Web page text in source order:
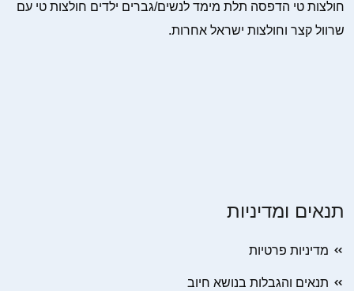
חולצות טי הדפסה תלת מימד לנשים/גברים ילדים חולצות טי עם
שרוול קצר וחולצות ישראל אחרות.
תנאים ומדיניות
מדיניות פרטיות
תנאים והגבלות בנושא חיוב